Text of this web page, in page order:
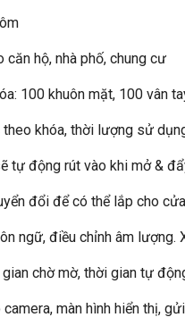
căn hộ, nhà phố, chung cư
100 khuôn mặt, 100 vân
khóa, thời lượng sử
tự động rút vào khi mở &
đổi để có thể lắp cho
ngữ, điều chỉnh âm
chờ mờ, thời gian tự
camera, màn hình hiển thị,